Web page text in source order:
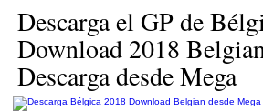
Descarga el GP de
Download 2018
Descarga desde Mega